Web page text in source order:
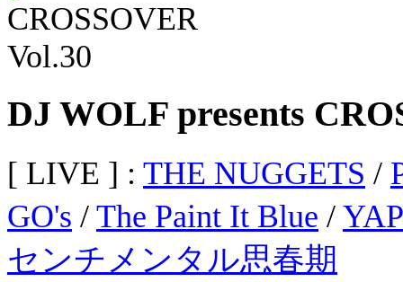
DJ WOLF presents
[ LIVE ] : THE NUGGETS /
GO's / The Paint It Blue /
センチメンタル思春期